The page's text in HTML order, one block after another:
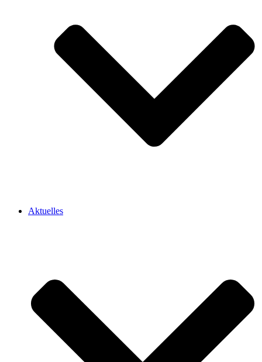
Aktuelles